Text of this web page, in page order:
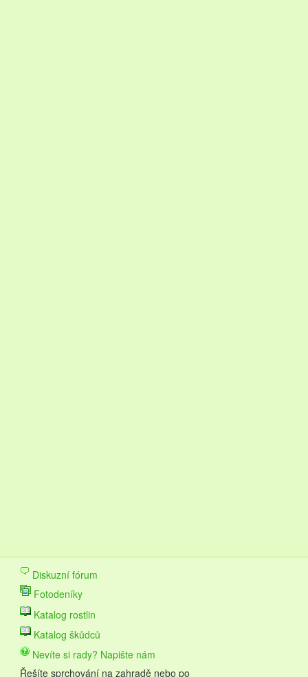
Diskuzní fórum
Fotodeníky
Katalog rostlin
Katalog škůdců
Nevíte si rady? Napište nám
Řešíte sprchování na zahradě nebo po